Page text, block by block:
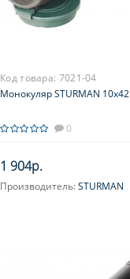
Код товара: 7021-04
Монокуляр STURMAN 10x42
0
1 904р.
Производитель:STURMAN